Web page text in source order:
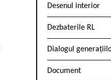
Desenul interior
Dezbaterile RL
Dialogul
Document